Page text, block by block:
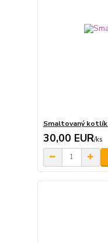
Smaltovaný kotlík
30,00 EUR/ks